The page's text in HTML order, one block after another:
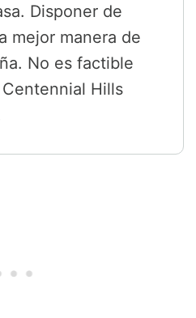
Disponer de
mejor manera de
No es factible
Hills